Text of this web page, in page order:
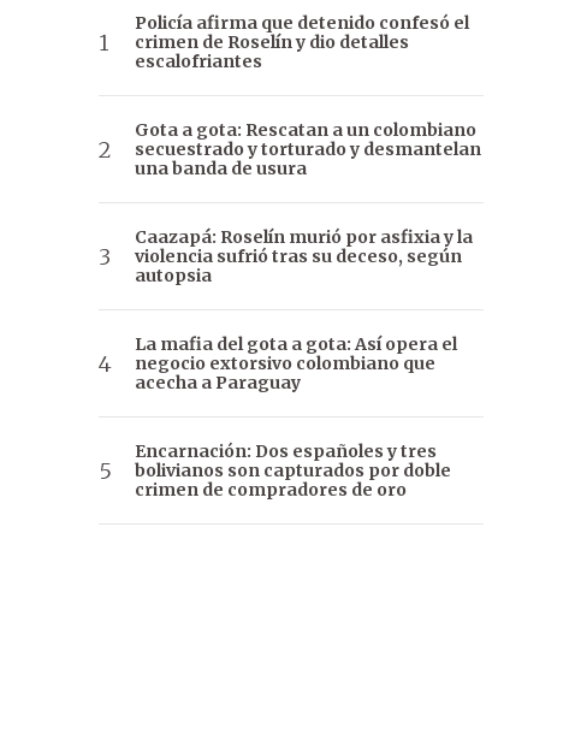
Policía afirma que detenido confesó el
crimen de Roselín y dio detalles
escalofriantes
Gota a gota: Rescatan a un colombiano
secuestrado y torturado y desmantelan
una banda de usura
Caazapá: Roselín murió por asfixia y la
violencia sufrió tras su deceso, según
autopsia
La mafia del gota a gota: Así opera el
negocio extorsivo colombiano que
acecha a Paraguay
Encarnación: Dos españoles y tres
bolivianos son capturados por doble
crimen de compradores de oro